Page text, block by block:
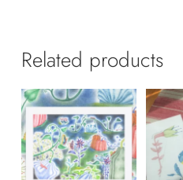
Related products